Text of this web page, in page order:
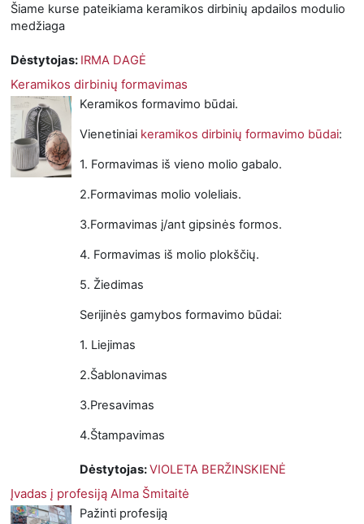
Šiame kurse pateikiama keramikos dirbinių apdailos modulio
medžiaga
Dėstytojas: IRMA DAGĖ
Keramikos dirbinių formavimas
Keramikos formavimo būdai.
Vienetiniai keramikos dirbinių formavimo būdai:
1. Formavimas iš vieno molio gabalo.
2.Formavimas molio voleliais.
3.Formavimas į/ant gipsinės formos.
4. Formavimas iš molio plokščių.
5. Žiedimas
Serijinės gamybos formavimo būdai:
1. Liejimas
2.Šablonavimas
3.Presavimas
4.Štampavimas
Dėstytojas:VIOLETA BERŽINSKIENĖ
Įvadas į profesiją Alma Šmitaitė
Pažinti profesiją